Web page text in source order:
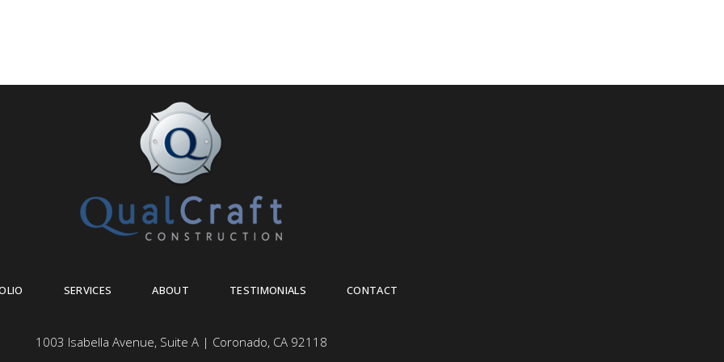
SERVICES ABOUT TESTIMONIALS CONTACT
1003 Isabella Avenue, Suite A | Coronado, CA 92118